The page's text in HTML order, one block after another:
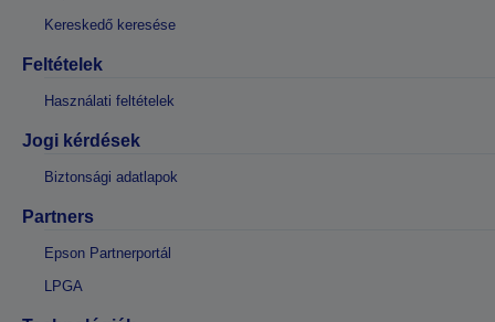
Kereskedő keresése
Feltételek
Használati feltételek
Jogi kérdések
Biztonsági adatlapok
Partners
Epson Partnerportál
LPGA